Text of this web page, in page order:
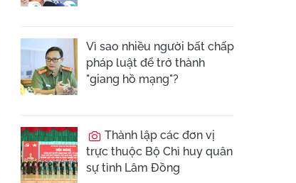
Vì sao nhiều người bất chấp
pháp luật để trở thành
"giang hồ mạng"?
Thành lập các đơn vị
trực thuộc Bộ Chỉ huy quân
sự tỉnh Lâm Đồng